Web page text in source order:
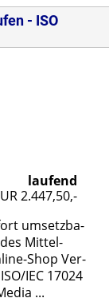
- ISO
laufend
2.447,50,-
um­setz­ba­
des Mit­tel­
Shop Ver­
IEC 17024
...